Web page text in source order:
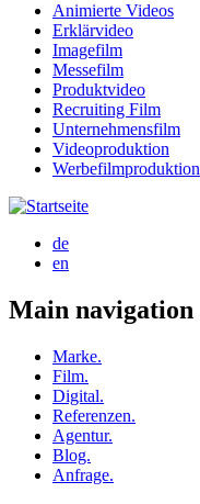
Animierte Videos
Erklärvideo
Imagefilm
Messefilm
Produktvideo
Recruiting Film
Unternehmensfilm
Videoproduktion
Werbefilmproduktion
de
en
Main navigation
Marke.
Film.
Digital.
Referenzen.
Agentur.
Blog.
Anfrage.